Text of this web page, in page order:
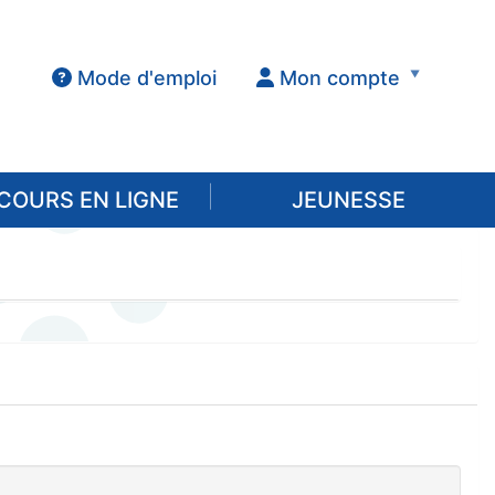
Mode d'emploi Mon compte
EN LIGNE JEUNESSE